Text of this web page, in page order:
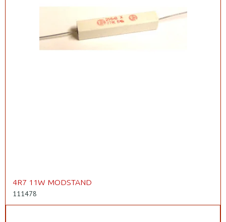
4R7 11W MODSTAND
111478